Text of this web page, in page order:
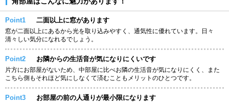
Point1 二面以上に窓があります
窓が二面以上にあるから光を取り込みやすく、通気性に優れています。日々
清々しい気分になれるでしょう。
Point2 お隣からの生活音が気になりにくいです
片方にお部屋がないため、中部屋に比べお隣の生活音が気になりにくく、また
こちら側もそれほど気にしなくて済むこともメリットのひとつです。
Point3 お部屋の前の人通りが最小限になります